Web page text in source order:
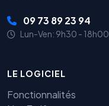
09 73 89 23 94
Lun-Ven: 9h30 - 18h00
LE LOGICIEL
Fonctionnalités